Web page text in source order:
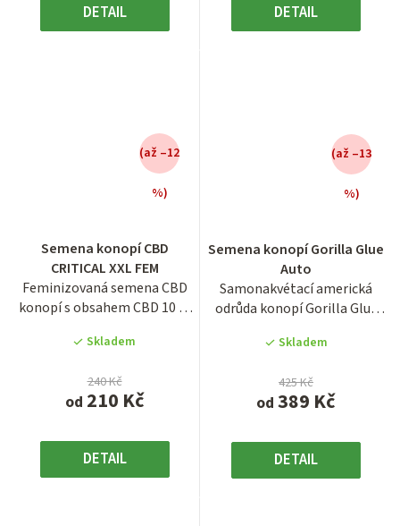
DETAIL DETAIL
Semena konopí CBD
CRITICAL XXL FEM
Feminizovaná semena CBD
konopí s obsahem CBD 10 %
Skladem
od 210 Kč
240 Kč
(až –12
%)
DETAIL
produktu
je
3,8
z
hvězdiček.
Semena konopí Gorilla Glue
Auto
Samonakvétací americká
odrůda konopí Gorilla Glue
Skladem
od 389 Kč
425 Kč
(až –13
%)
DETAIL
produktu
je
3,9
z
hvězdiček.